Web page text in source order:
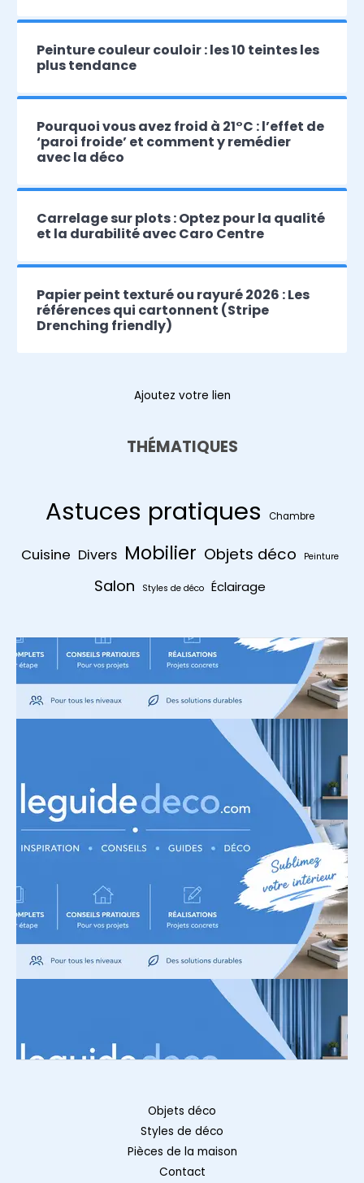
Peinture couleur couloir : les 10 teintes les
plus tendance
Pourquoi vous avez froid à 21°C : l’effet de
‘paroi froide’ et comment y remédier
avec la déco
Carrelage sur plots : Optez pour la qualité
et la durabilité avec Caro Centre
Papier peint texturé ou rayuré 2026 : Les
références qui cartonnent (Stripe
Drenching friendly)
Ajoutez votre lien
THÉMATIQUES
Astuces pratiques Chambre
Cuisine Divers Mobilier Objets déco Peinture
Salon Styles de déco Éclairage
Objets déco
Styles de déco
Pièces de la maison
Contact